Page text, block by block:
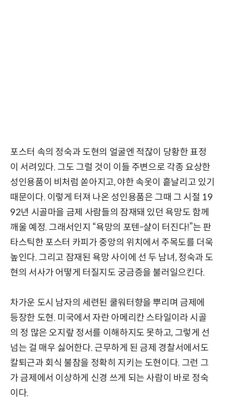
포스터 속의 정숙과 도현의 얼굴엔 적잖이 당황한 표정
이 서려있다. 그도 그럴 것이 이들 주변으로 각종 요상한
성인용품이 비처럼 쏟아지고, 야한 속옷이 흩날리고 있기
때문이다. 이렇게 터져 나온 성인용품은 그때 그 시절 19
92년 시골마을 금제 사람들의 잠재돼 있던 욕망도 함께
깨울 예정. 그래서인지 “욕망의 포텐-샬이 터진다!”는 판
타스틱한 포스터 카피가 중앙의 위치에서 주목도를 더욱
높인다. 그리고 잠재된 욕망 사이에 선 두 남녀, 정숙과 도
현의 서사가 어떻게 터질지도 궁금증을 불러일으킨다.
차가운 도시 남자의 세련된 쿨워터향을 뿌리며 금제에
등장한 도현. 미국에서 자란 아메리칸 스타일이라 시골
의 정 많은 오지랖 정서를 이해하지도 못하고, 그렇게 선
넘는 걸 매우 싫어한다. 근무하게 된 금제 경찰서에서도
칼퇴근과 회식 불참을 정확히 지키는 도현이다. 그런 그
가 금제에서 이상하게 신경 쓰게 되는 사람이 바로 정숙
이다.